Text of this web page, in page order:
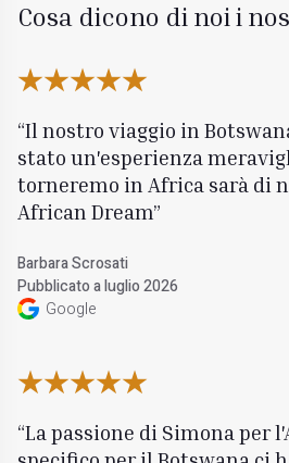
Cosa dicono di noi i
Il nostro viaggio in
stato un'esperienza
torneremo in Africa sarà di
African Dream
Barbara Scrosati
Pubblicato a luglio 2026
Google
La passione di Simona per